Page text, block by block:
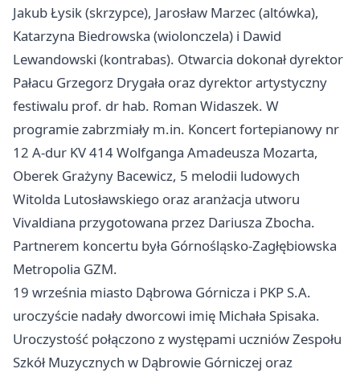
Jakub Łysik (skrzypce), Jarosław Marzec (altówka),
Katarzyna Biedrowska (wiolonczela) i Dawid
Lewandowski (kontrabas). Otwarcia dokonał dyrektor
Pałacu Grzegorz Drygała oraz dyrektor artystyczny
festiwalu prof. dr hab. Roman Widaszek. W
programie zabrzmiały m.in. Koncert fortepianowy nr
12 A‑dur KV 414 Wolfganga Amadeusza Mozarta,
Oberek Grażyny Bacewicz, 5 melodii ludowych
Witolda Lutosławskiego oraz aranżacja utworu
Vivaldiana przygotowana przez Dariusza Zbocha.
Partnerem koncertu była Górnośląsko‑Zagłębiowska
Metropolia GZM.
19 września miasto Dąbrowa Górnicza i PKP S.A.
uroczyście nadały dworcowi imię Michała Spisaka.
Uroczystość połączono z występami uczniów Zespołu
Szkół Muzycznych w Dąbrowie Górniczej oraz